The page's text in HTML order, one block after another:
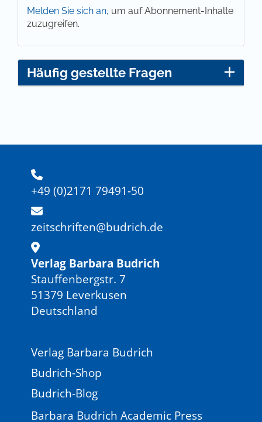
Melden Sie sich an, um auf Abonnement-Inhalte
zuzugreifen.
Häufig gestellte Fragen
+49 (0)2171 79491-50
zeitschriften@budrich.de
Verlag Barbara Budrich
Stauffenbergstr. 7
51379 Leverkusen
Deutschland
Verlag Barbara Budrich
Budrich-Shop
Budrich-Blog
Barbara Budrich Academic Press